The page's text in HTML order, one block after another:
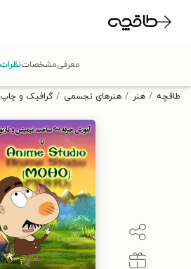
تخفیف از طاقچه
طاقچه هنر هنرهای تجسمی گرافیک و چاپ
معرفیمشخصاتنظرات